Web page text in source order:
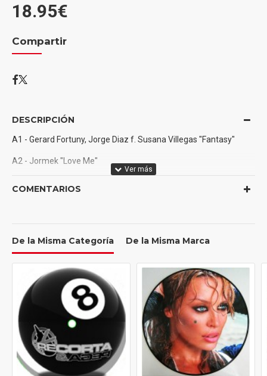
18.95€
Compartir
DESCRIPCIÓN
A1 - Gerard Fortuny, Jorge Diaz f. Susana Villegas "Fantasy"
A2 - Jormek "Love Me"
B3 - Juan BPM "No Scape"
COMENTARIOS
De la Misma Categoría De la Misma Marca